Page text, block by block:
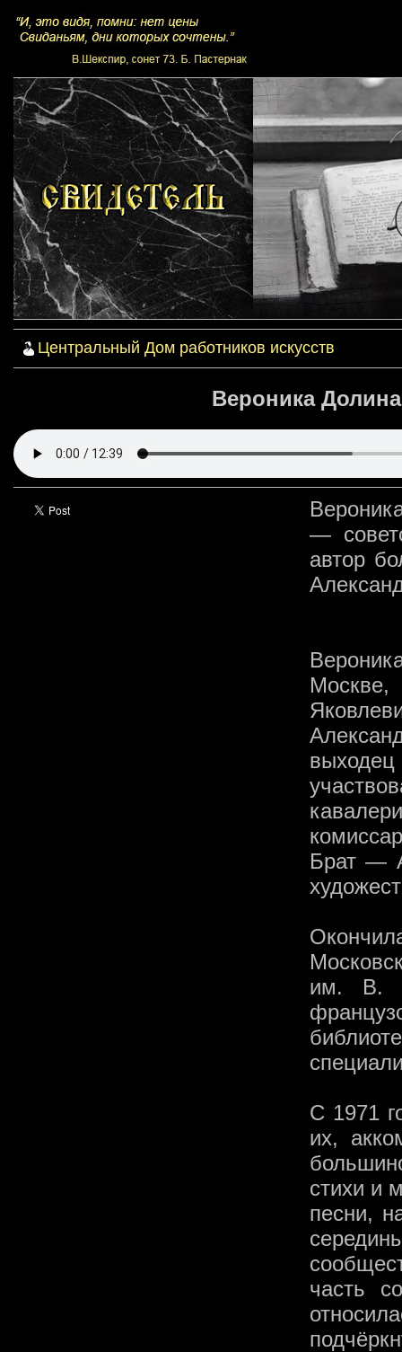
Центральный Дом работников искусств
Вероника
—
автор
Брат —
им. В.
С 1971
их,
стихи и
песни,
часть